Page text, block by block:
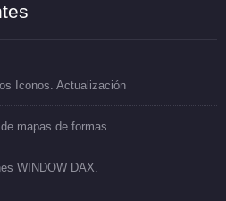
Iconos. Actualización
mapas de formas
WINDOW DAX.